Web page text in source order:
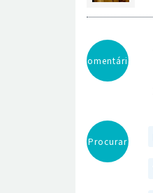
Comentário
Procurar